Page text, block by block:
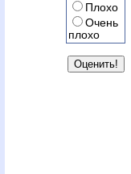
Плохо
Очень
плохо